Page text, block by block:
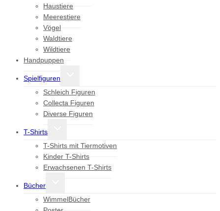
Haustiere
Meerestiere
Vögel
Waldtiere
Wildtiere
Handpuppen
Spielfiguren
Schleich Figuren
Collecta Figuren
Diverse Figuren
T-Shirts
T-Shirts mit Tiermotiven
Kinder T-Shirts
Erwachsenen T-Shirts
Bücher
WimmelBücher